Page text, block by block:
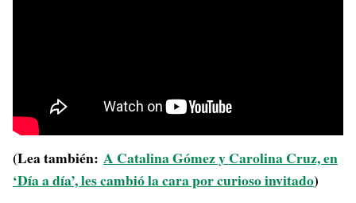
(Lea también: A Catalina Gómez y Carolina Cruz, en
‘Día a día’, les cambió la cara por curioso invitado)